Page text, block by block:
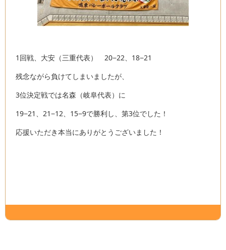
1回戦、大安（三重代表） 20−22、18−21
残念ながら負けてしまいましたが、
3位決定戦では名森（岐阜代表）に
19−21、21−12、15−9で勝利し、第3位でした！
応援いただき本当にありがとうございました！